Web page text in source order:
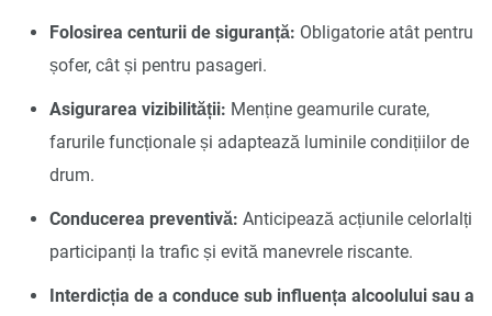
Folosirea centurii de siguranță: Obligatorie atât pentru
șofer, cât și pentru pasageri.
Asigurarea vizibilității: Menține geamurile curate,
farurile funcționale și adaptează luminile condițiilor de
drum.
Conducerea preventivă: Anticipează acțiunile celorlalți
participanți la trafic și evită manevrele riscante.
Interdicția de a conduce sub influența alcoolului sau a